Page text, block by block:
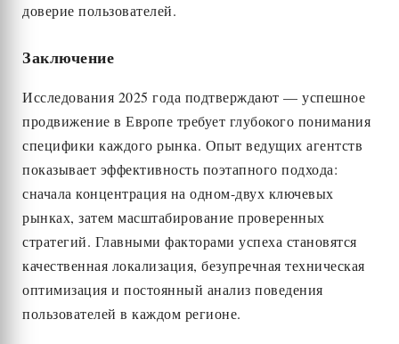
доверие пользователей.
Заключение
Исследования 2025 года подтверждают — успешное
продвижение в Европе требует глубокого понимания
специфики каждого рынка. Опыт ведущих агентств
показывает эффективность поэтапного подхода:
сначала концентрация на одном-двух ключевых
рынках, затем масштабирование проверенных
стратегий. Главными факторами успеха становятся
качественная локализация, безупречная техническая
оптимизация и постоянный анализ поведения
пользователей в каждом регионе.